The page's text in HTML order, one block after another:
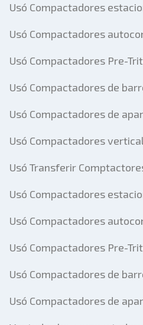
Usó Compactadores
Usó Compactadores
Usó Compactadores Pre-
Usó Compactadores de
Usó Compactadores de
Usó Compactadores
Usó Transferir
Usó Compactadores
Usó Compactadores
Usó Compactadores Pre-
Usó Compactadores de
Usó Compactadores de